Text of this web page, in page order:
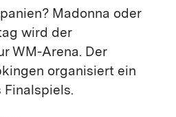
Madonna oder
wird der
WM-Arena. Der
organisiert ein
Finalspiels.